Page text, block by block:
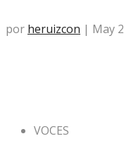
por heruizcon | May
VOCES